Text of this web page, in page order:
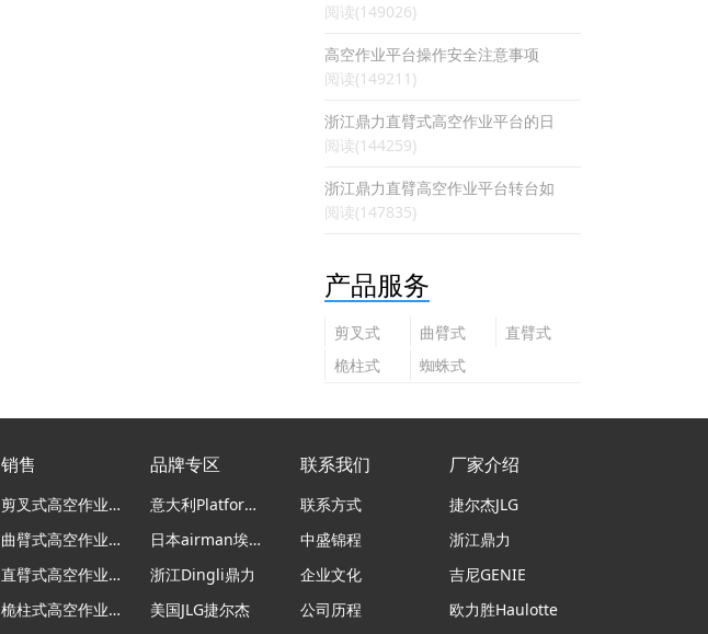
阅读(149026)
高空作业平台操作安全注意事项
阅读(149211)
浙江鼎力直臂式高空作业平台的日
阅读(144259)
浙江鼎力直臂高空作业平台转台如
阅读(147835)
产品服务
剪叉式
高空作
业平台
曲臂式
高空作
业平台
直臂式
桅柱式
业平台
蜘蛛式
业平台
销售
剪叉式高空作业平台
曲臂式高空作业平台
直臂式高空作业平台
桅柱式高空作业平台
品牌专区
意大利Platform Basket蜘蛛车
日本airman埃尔曼
浙江Dingli鼎力
美国JLG捷尔杰
联系我们
联系方式
中盛锦程
企业文化
公司历程
厂家介绍
捷尔杰JLG
浙江鼎力
吉尼GENIE
欧力胜Haulotte